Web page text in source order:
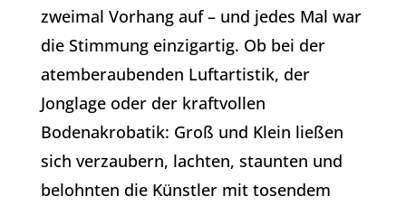
zweimal Vorhang auf – und jedes Mal war
die Stimmung einzigartig. Ob bei der
atemberaubenden Luftartistik, der
Jonglage oder der kraftvollen
Bodenakrobatik: Groß und Klein ließen
sich verzaubern, lachten, staunten und
belohnten die Künstler mit tosendem